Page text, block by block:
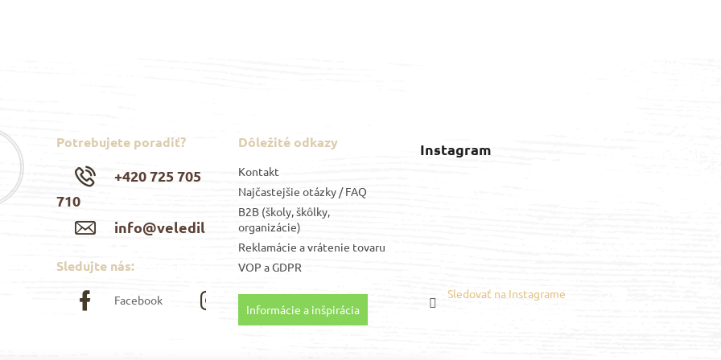
Potrebujete poradiť?
+420 725 705
710
info@veledilo.cz
Sledujte nás:
Facebook
Dôležité odkazy
Kontakt
Najčastejšie otázky / FAQ
B2B (školy, škôlky,
organizácie)
Reklamácie a vrátenie tovaru
VOP aGDPR
Informácie a inšpirácia
Instagram
Sledovať na Instagrame